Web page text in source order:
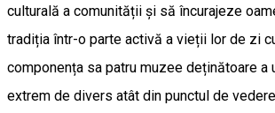
culturală a comunității și să încurajeze
tradiția într-o parte activă a vieții lor de zi
componența sa patru muzee deținătoare a
extrem de divers atât din punctul de